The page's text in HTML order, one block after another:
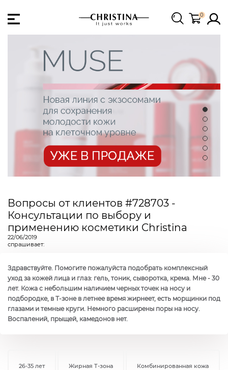
0
Вопросы от клиентов #728703 -
Консультации по выбору и
применению косметики Christina
22/06/2019
спрашивает:
Здравствуйте. Помогите пожалуйста подобрать комплексный
уход за кожей лица и глаз: гель, тоник, сыворотка, крема. Мне - 30
лет. Кожа с небольшим наличием черных точек на носу и
подбородке, в Т-зоне в летнее время жирнеет, есть морщинки под
глазами и темные круги. Немного расширены поры на носу.
Воспалений, прыщей, камедонов нет.
26-35 лет Жирная Т-зона Комбинированная кожа